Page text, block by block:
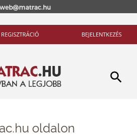
web@matrac.hu
REGISZTRÁCIÓ BEJELENTKEZÉS
oldalon